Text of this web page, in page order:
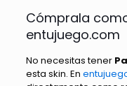
Cómprala
entujuego.com
No necesitas tener
esta skin. En